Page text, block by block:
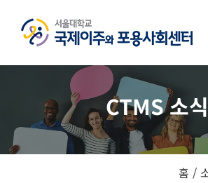
content
CTMS 소식
홈 /